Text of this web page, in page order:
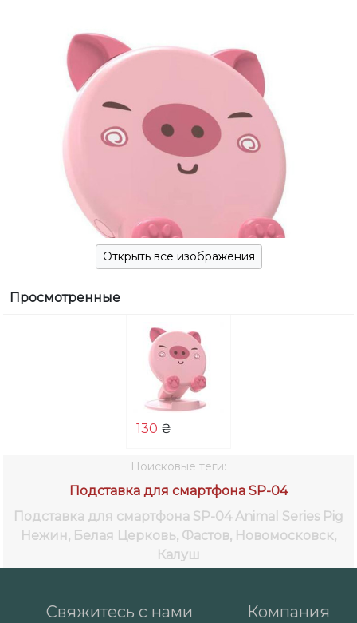
Открыть все изображения
Просмотренные
130 ₴
Поисковые теги:
Подставка для смартфона SP-04
Подставка для смартфона SP-04 Animal Series Pig
Нежин, Белая Церковь, Фастов, Новомосковск,
Калуш
Свяжитесь с нами Компания